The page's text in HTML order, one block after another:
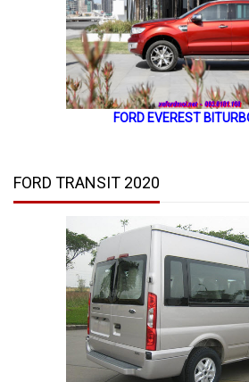
FORD EVEREST
FORD TRANSIT 2020